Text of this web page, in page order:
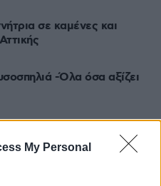
My Personal
σε καμένες και
-Όλα όσα αξίζει
εγώ αυτά θα τα κάνω